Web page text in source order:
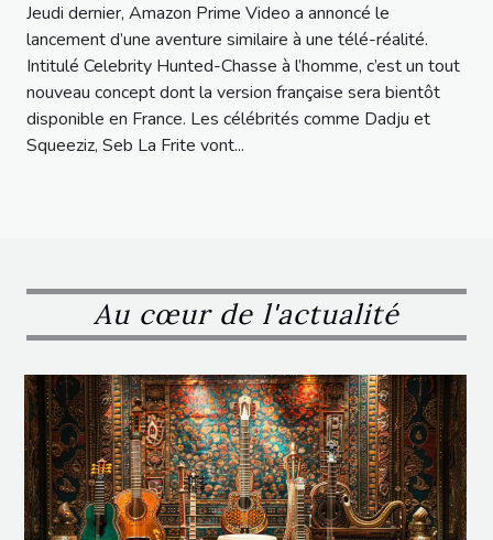
Jeudi dernier, Amazon Prime Video a annoncé le
lancement d’une aventure similaire à une télé-réalité.
Intitulé Celebrity Hunted-Chasse à l’homme, c’est un tout
nouveau concept dont la version française sera bientôt
disponible en France. Les célébrités comme Dadju et
Squeeziz, Seb La Frite vont...
Au cœur de l'actualité